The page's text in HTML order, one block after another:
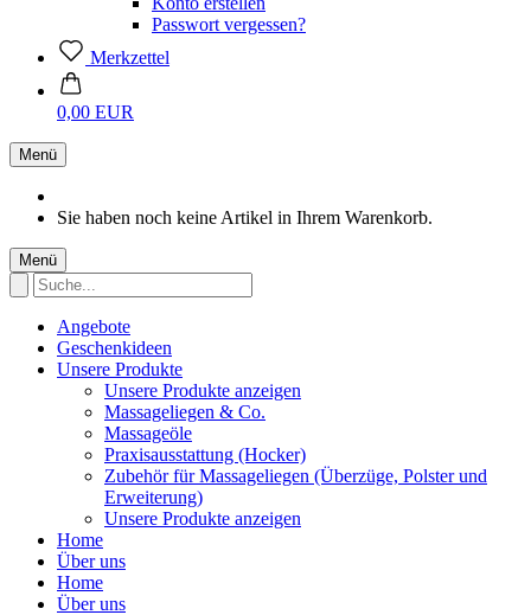
Passwort vergessen?
Merkzettel
0,00 EUR
Menü
Sie haben noch keine Artikel in Ihrem Warenkorb.
Menü
Angebote
Geschenkideen
Unsere Produkte
Unsere Produkte anzeigen
Massageliegen & Co.
Massageöle
Praxisausstattung (Hocker)
Zubehör für Massageliegen (Überzüge, Polster und
Erweiterung)
Unsere Produkte anzeigen
Home
Über uns
Home
Über uns